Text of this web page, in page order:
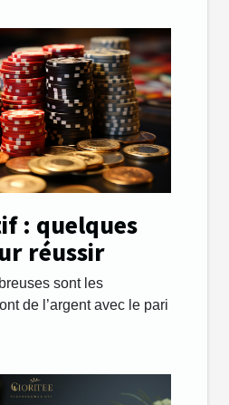
: quelques
réussir
sont les
de l’argent avec le pari